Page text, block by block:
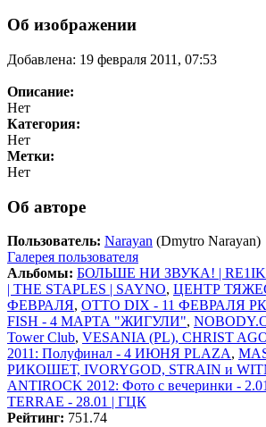
Об изображении
Добавлена: 19 февраля 2011, 07:53
Описание:
Нет
Категория:
Нет
Метки:
Нет
Об авторе
Пользователь: Narayan (Dmytro Narayan)
Галерея пользователя
Альбомы: БОЛЬШЕ НИ ЗВУКА! |
| THE STAPLES | SAYNO, ЦЕНТР
ФЕВРАЛЯ, OTTO DIX - 11 ФЕВРАЛЯ
FISH - 4 МАРТА "ЖИГУЛИ",
Tower Club, VESANIA (PL), CHRIST
2011: Полуфинал - 4 ИЮНЯ PLAZA,
РИКОШЕТ, IVORYGOD, STRAIN и
ANTIROCK 2012: Фото с вечеринки -
TERRAE - 28.01 | ГЦК
Рейтинг: 751.74